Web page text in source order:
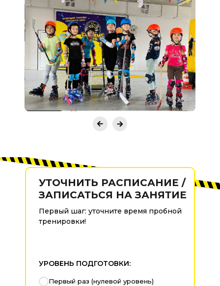
УТОЧНИТЬ РАСПИСАНИЕ /
ЗАПИСАТЬСЯ НА ЗАНЯТИЕ
Первый шаг: уточните время пробной
тренировки!
Первый раз (нулевой уровень)
УРОВЕНЬ ПОДГОТОВКИ: